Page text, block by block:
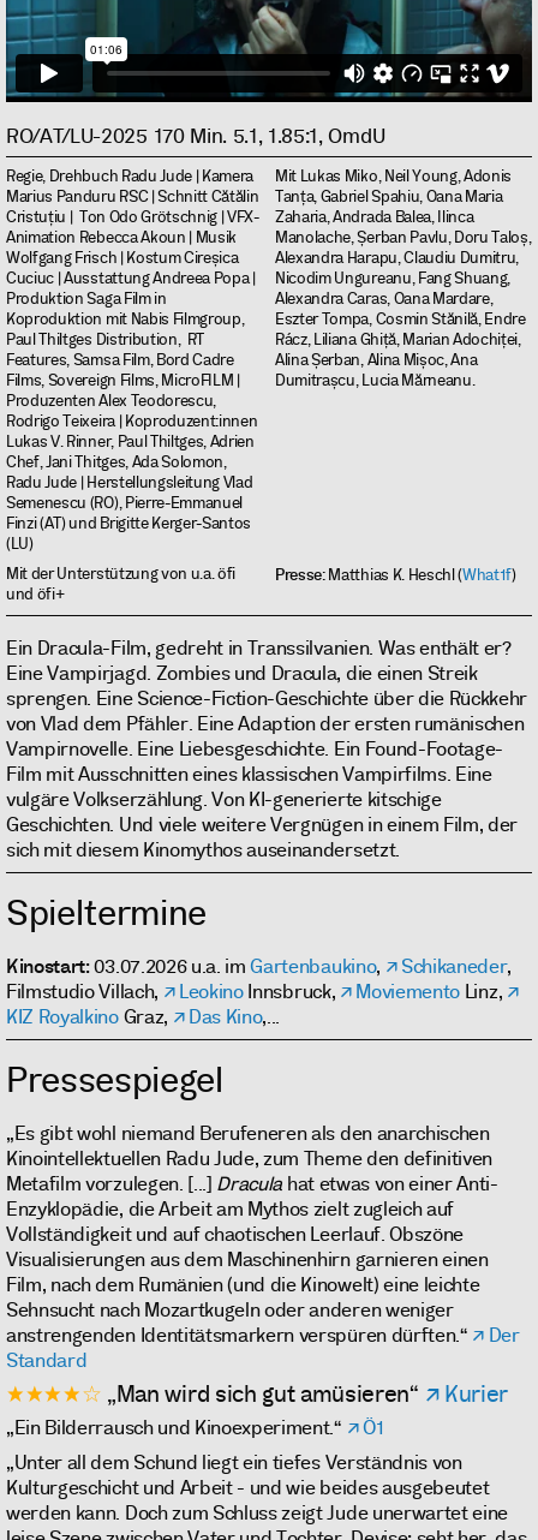
RO/AT/LU-2025 170 Min. 5.1, 1.85:1, OmdU
Regie, Drehbuch Radu Jude | Kamera
Marius Panduru RSC | Schnitt Cătălin
Cristuțiu | Ton Odo Grötschnig | VFX-
Animation Rebecca Akoun | Musik
Wolfgang Frisch | Kostum Cireșica
Cuciuc | Ausstattung Andreea Popa |
Produktion Saga Film in
Koproduktion mit Nabis Filmgroup,
Paul Thiltges Distribution, RT
Features, Samsa Film, Bord Cadre
Films, Sovereign Films, MicroFILM |
Produzenten Alex Teodorescu,
Rodrigo Teixeira | Koproduzent:innen
Lukas V. Rinner, Paul Thiltges, Adrien
Chef, Jani Thitges, Ada Solomon,
Radu Jude | Herstellungsleitung Vlad
Semenescu (RO), Pierre-Emmanuel
Finzi (AT) und Brigitte Kerger-Santos
(LU)
Mit Lukas Miko, Neil Young, Adonis
Tanța, Gabriel Spahiu, Oana Maria
Zaharia, Andrada Balea, Ilinca
Manolache, Șerban Pavlu, Doru Taloș,
Alexandra Harapu, Claudiu Dumitru,
Nicodim Ungureanu, Fang Shuang,
Alexandra Caras, Oana Mardare,
Eszter Tompa, Cosmin Stănilă, Endre
Rácz, Liliana Ghiță, Marian Adochiței,
Alina Șerban, Alina Mișoc, Ana
Dumitrașcu, Lucia Mărneanu.
Mit der Unterstützung von u.a. öfi
und öfi+
Presse: Matthias K. Heschl (What1f)
Ein Dracula-Film, gedreht in Transsilvanien. Was enthält er?
Eine Vampirjagd. Zombies und Dracula, die einen Streik
sprengen. Eine Science-Fiction-Geschichte über die Rückkehr
von Vlad dem Pfähler. Eine Adaption der ersten rumänischen
Vampirnovelle. Eine Liebesgeschichte. Ein Found-Footage-
Film mit Ausschnitten eines klassischen Vampirfilms. Eine
vulgäre Volkserzählung. Von KI-generierte kitschige
Geschichten. Und viele weitere Vergnügen in einem Film, der
sich mit diesem Kinomythos auseinandersetzt.
Spieltermine
Kinostart: 03.07.2026 u.a. imGartenbaukino, Schikaneder,
Filmstudio Villach,
LeokinoInnsbruck, Moviemento Linz,
KIZ RoyalkinoGraz, Das Kino,...
Pressespiegel
„Es gibt wohl niemand Berufeneren als den anarchischen
Kinointellektuellen Radu Jude, zum Theme den definitiven
Metafilm vorzulegen. [...] Dracula hat etwas von einer Anti-
Enzyklopädie, die Arbeit am Mythos zielt zugleich auf
Vollständigkeit und auf chaotischen Leerlauf. Obszöne
Visualisierungen aus dem Maschinenhirn garnieren einen
Film, nach dem Rumänien (und die Kinowelt) eine leichte
Sehnsucht nach Mozartkugeln oder anderen weniger
anstrengenden Identitätsmarkern verspüren dürften.“
Der
Standard
★★★★☆ „Man wird sich gut amüsieren“ Kurier
„Ein Bilderrausch und Kinoexperiment.“
Ö1
„Unter all dem Schund liegt ein tiefes Verständnis von
Kulturgeschicht und Arbeit - und wie beides ausgebeutet
werden kann. Doch zum Schluss zeigt Jude unerwartet eine